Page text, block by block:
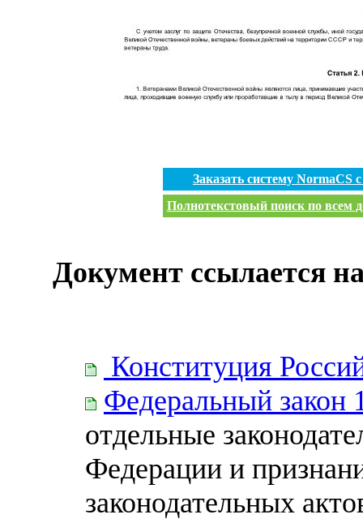
Заказать систему
Полнотекстовый поиск по всем
Документ ссылается
Конституция
Федеральный закон
отдельные
Федерации и
законодательных